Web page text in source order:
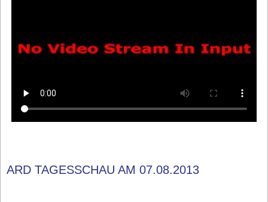
ARD TAGESSCHAU AM 07.08.2013